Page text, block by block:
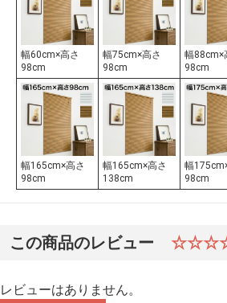
幅60cm×高さ
98cm
幅75cm×高さ
98cm
幅88cm×
98cm
幅165cm×高さ
98cm
幅165cm×高さ
138cm
幅
98cm
この商品のレビュー
レビューはありません。